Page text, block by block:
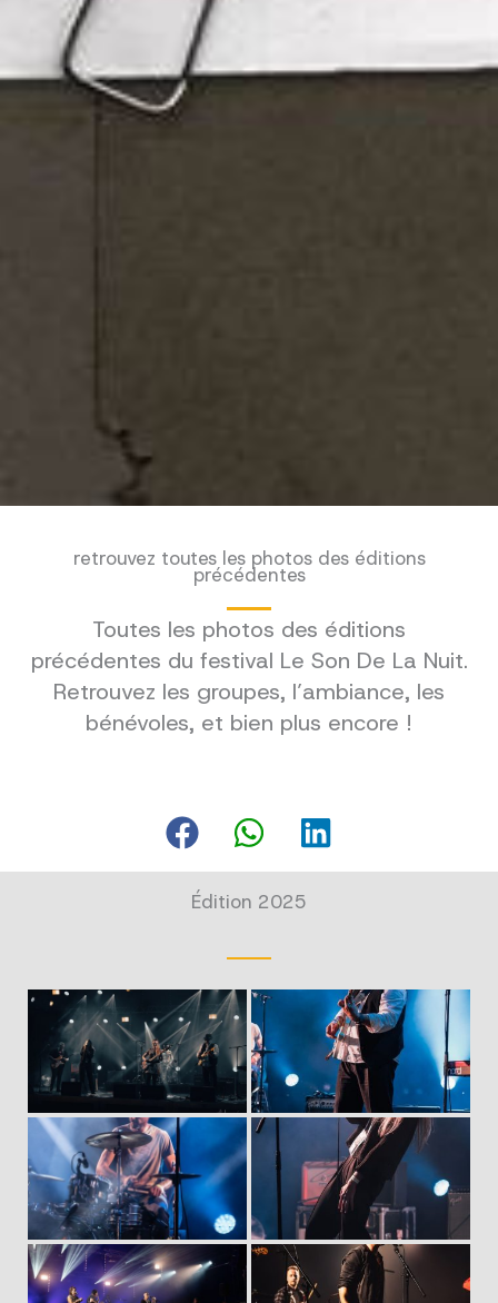
retrouvez toutes les photos des éditions
précédentes
Toutes les photos des éditions
précédentes du festival Le Son De La Nuit.
Retrouvez les groupes, l’ambiance, les
bénévoles, et bien plus encore !
Édition 2025